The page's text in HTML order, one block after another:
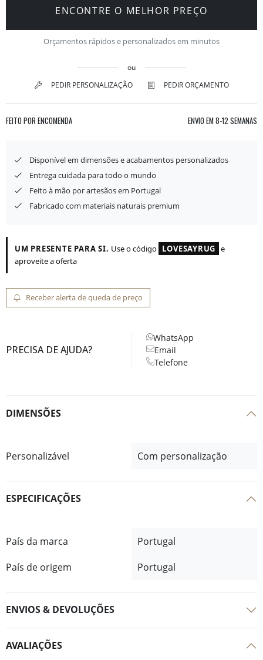
ENCONTRE O MELHOR PREÇO
Orçamentos rápidos e personalizados em minutos
ou
PEDIR PERSONALIZAÇÃO
PEDIR ORÇAMENTO
FEITO POR ENCOMENDA ENVIO EM 8-12 SEMANAS
Disponível em dimensões e acabamentos personalizados
Entrega cuidada para todo o mundo
Feito à mão por artesãos em Portugal
Fabricado com materiais naturais premium
UM PRESENTE PARA SI. Use o código LOVESAYRUG e
aproveite a oferta
Receber alerta de queda de preço
PRECISA DE AJUDA?
WhatsApp
Email
Telefone
DIMENSÕES
Personalizável Com personalização
ESPECIFICAÇÕES
País da marca
Portugal
País de origem
Portugal
ENVIOS & DEVOLUÇÕES
AVALIAÇÕES